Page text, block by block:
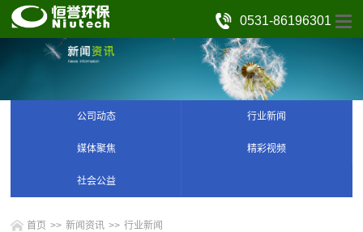
0531-86196301
公司动态 行业新闻
媒体聚焦 精彩视频
社会公益
首页 >> 新闻资讯 >> 行业新闻